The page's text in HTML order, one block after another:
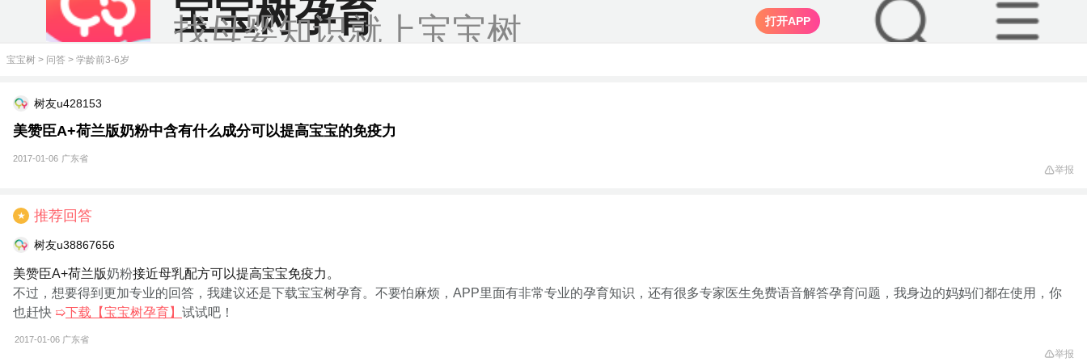
宝宝树孕育
找母婴知识就上宝宝树 打开APP
宝宝树 > 问答 > 学龄前3-6岁
树友u428153
美赞臣A+荷兰版奶粉中含有什么成分可以提高宝宝的免疫力
2017-01-06 广东省
举报
★ 推荐回答
树友u38867656
美赞臣A+荷兰版奶粉接近母乳配方可以提高宝宝免疫力。
不过，想要得到更加专业的回答，我建议还是下载宝宝树孕育。不要怕麻烦，APP里面有非常专业的孕育知识，还有很多专家医生免费语音解答孕育问题，我身边的妈妈们都在使用，你
也赶快 ➯下载【宝宝树孕育】 试试吧！
2017-01-06 广东省
举报